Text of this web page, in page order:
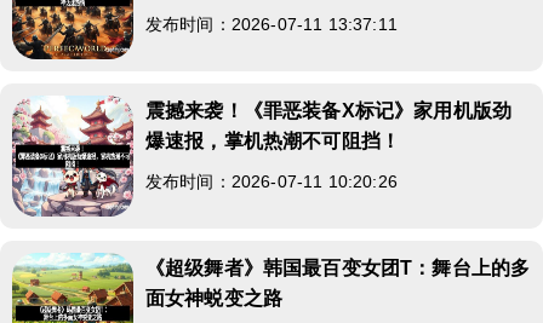
发布时间：2026-07-11 13:37:11
震撼来袭！《罪恶装备X标记》家用机版劲
爆速报，掌机热潮不可阻挡！
发布时间：2026-07-11 10:20:26
《超级舞者》韩国最百变女团T：舞台上的多
面女神蜕变之路